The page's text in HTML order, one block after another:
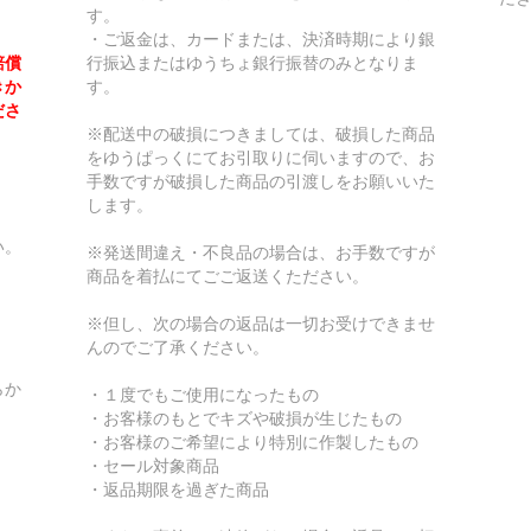
償
か
か
す。
・ご返金は、カードまたは、決済時期により銀
行振込またはゆうちょ銀行振替のみとなりま
す。
※配送中の破損につきましては、破損した商品
をゆうぱっくにてお引取りに伺いますので、お
手数ですが破損した商品の引渡しをお願いいた
します。
※発送間違え・不良品の場合は、お手数ですが
商品を着払にてごご返送くたださい。
※但し、次の場合の返品は一切お受けできませ
んのでご了承ください。
・１度でもご使用になったもの
・お客様のもとでキズや破損が生じたもの
・お客様のご希望により特別に作製したもの
・セール対象商品
・返品期限を過ぎた商品